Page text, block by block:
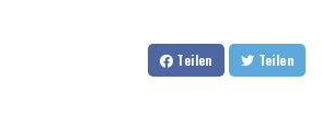
CRC 523.720823
CUC 1.155508
Teilen Teilen